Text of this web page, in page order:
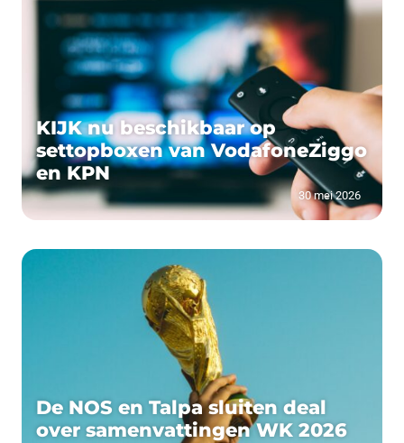
KIJK nu beschikbaar op
settopboxen van VodafoneZiggo
en KPN
30 mei 2026
De NOS en Talpa sluiten deal
over samenvattingen WK 2026